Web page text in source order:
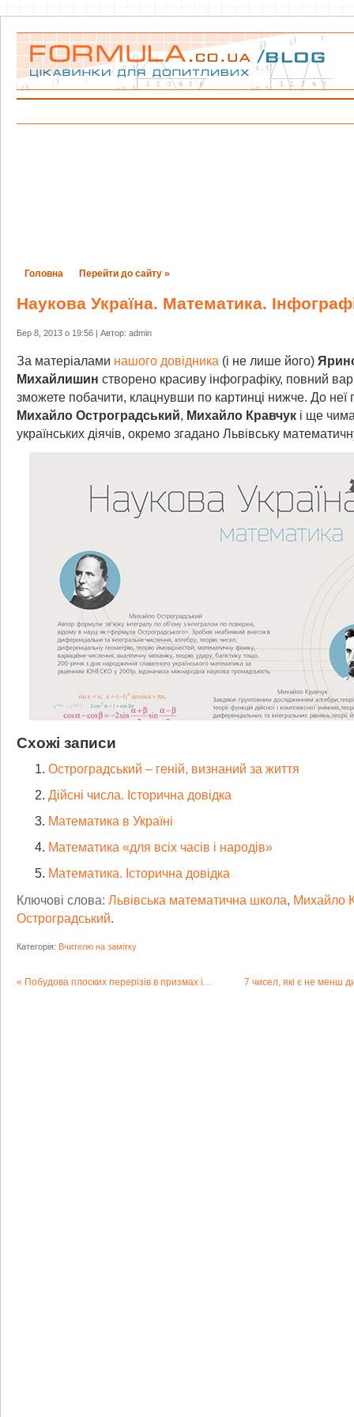
Головна Перейти до сайту »
Наукова Україна. Математика.
Бер 8, 2013 о 19:56 | Автор: admin
За матеріалами нашого довідника (і не лише його)
Михайлишин створено красиву інфографіку, повний
зможете побачити, клацнувши по картинці нижче. До неї
Михайло Остроградський, Михайло Кравчук і ще
українських діячів, окремо згадано Львівську
Схожі записи
Остроградський – геній, визнаний за життя
Дійсні числа. Історична довідка
Математика в Україні
Математика «для всіх часів і народів»
Математика. Історична довідка
Ключові слова: Львівська математична школа, Михайло
Остроградський.
Категорія: Вчителю на замітку
Побудова плоских перерізів в призмах і пірамідах